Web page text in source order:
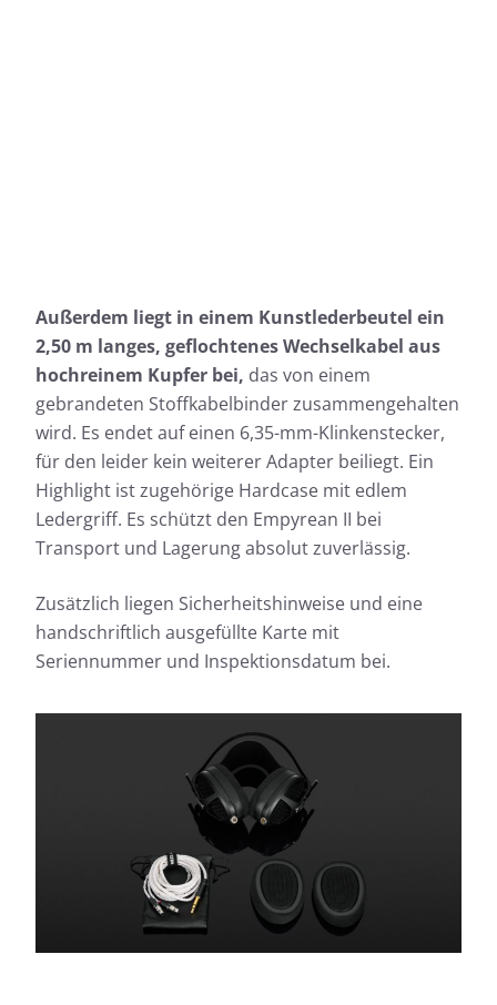
Außerdem liegt in einem Kunstlederbeutel ein
2,50 m langes, geflochtenes Wechselkabel aus
hochreinem Kupfer bei, das von einem
gebrandeten Stoffkabelbinder zusammengehalten
wird. Es endet auf einen 6,35-mm-Klinkenstecker,
für den leider kein weiterer Adapter beiliegt. Ein
Highlight ist zugehörige Hardcase mit edlem
Ledergriff. Es schützt den Empyrean II bei
Transport und Lagerung absolut zuverlässig.
Zusätzlich liegen Sicherheitshinweise und eine
handschriftlich ausgefüllte Karte mit
Seriennummer und Inspektionsdatum bei.